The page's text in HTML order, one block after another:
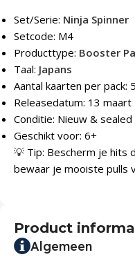
Set/Serie: Ninja Spinner
Setcode: M4
Producttype: Booster
Taal: Japans
Aantal kaarten per pack: 5
Releasedatum: 13 maart
Conditie: Nieuw & sealed
Geschikt voor: 6+
💡 Tip: Bescherm je hits
bewaar je mooiste pulls
Product
Algemeen